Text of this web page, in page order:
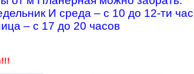
И среда – с 10 до 12-ти
– с 17 до 20 часов